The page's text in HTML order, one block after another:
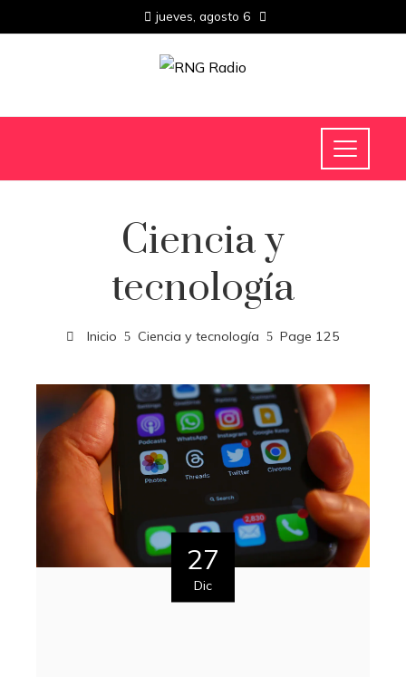
jueves, agosto 6
Ciencia y
tecnología
Inicio Ciencia y tecnología Page 125
27
Dic